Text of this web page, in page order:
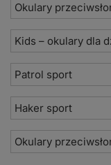
Okulary
Kids – okulary dla
Patrol sport
Haker sport
Okulary